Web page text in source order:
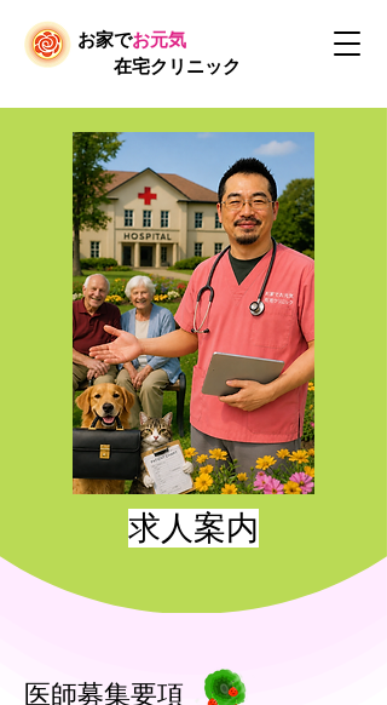
お家でお元気
在宅クリニック
求人案内
医師募集要項